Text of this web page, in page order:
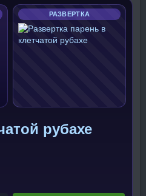
РАЗВЕРТКА
рубахе